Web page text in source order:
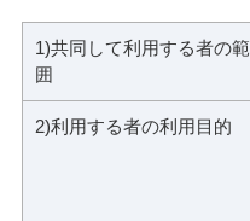
1)共同して利用する者の範
囲
2)利用する者の利用目的